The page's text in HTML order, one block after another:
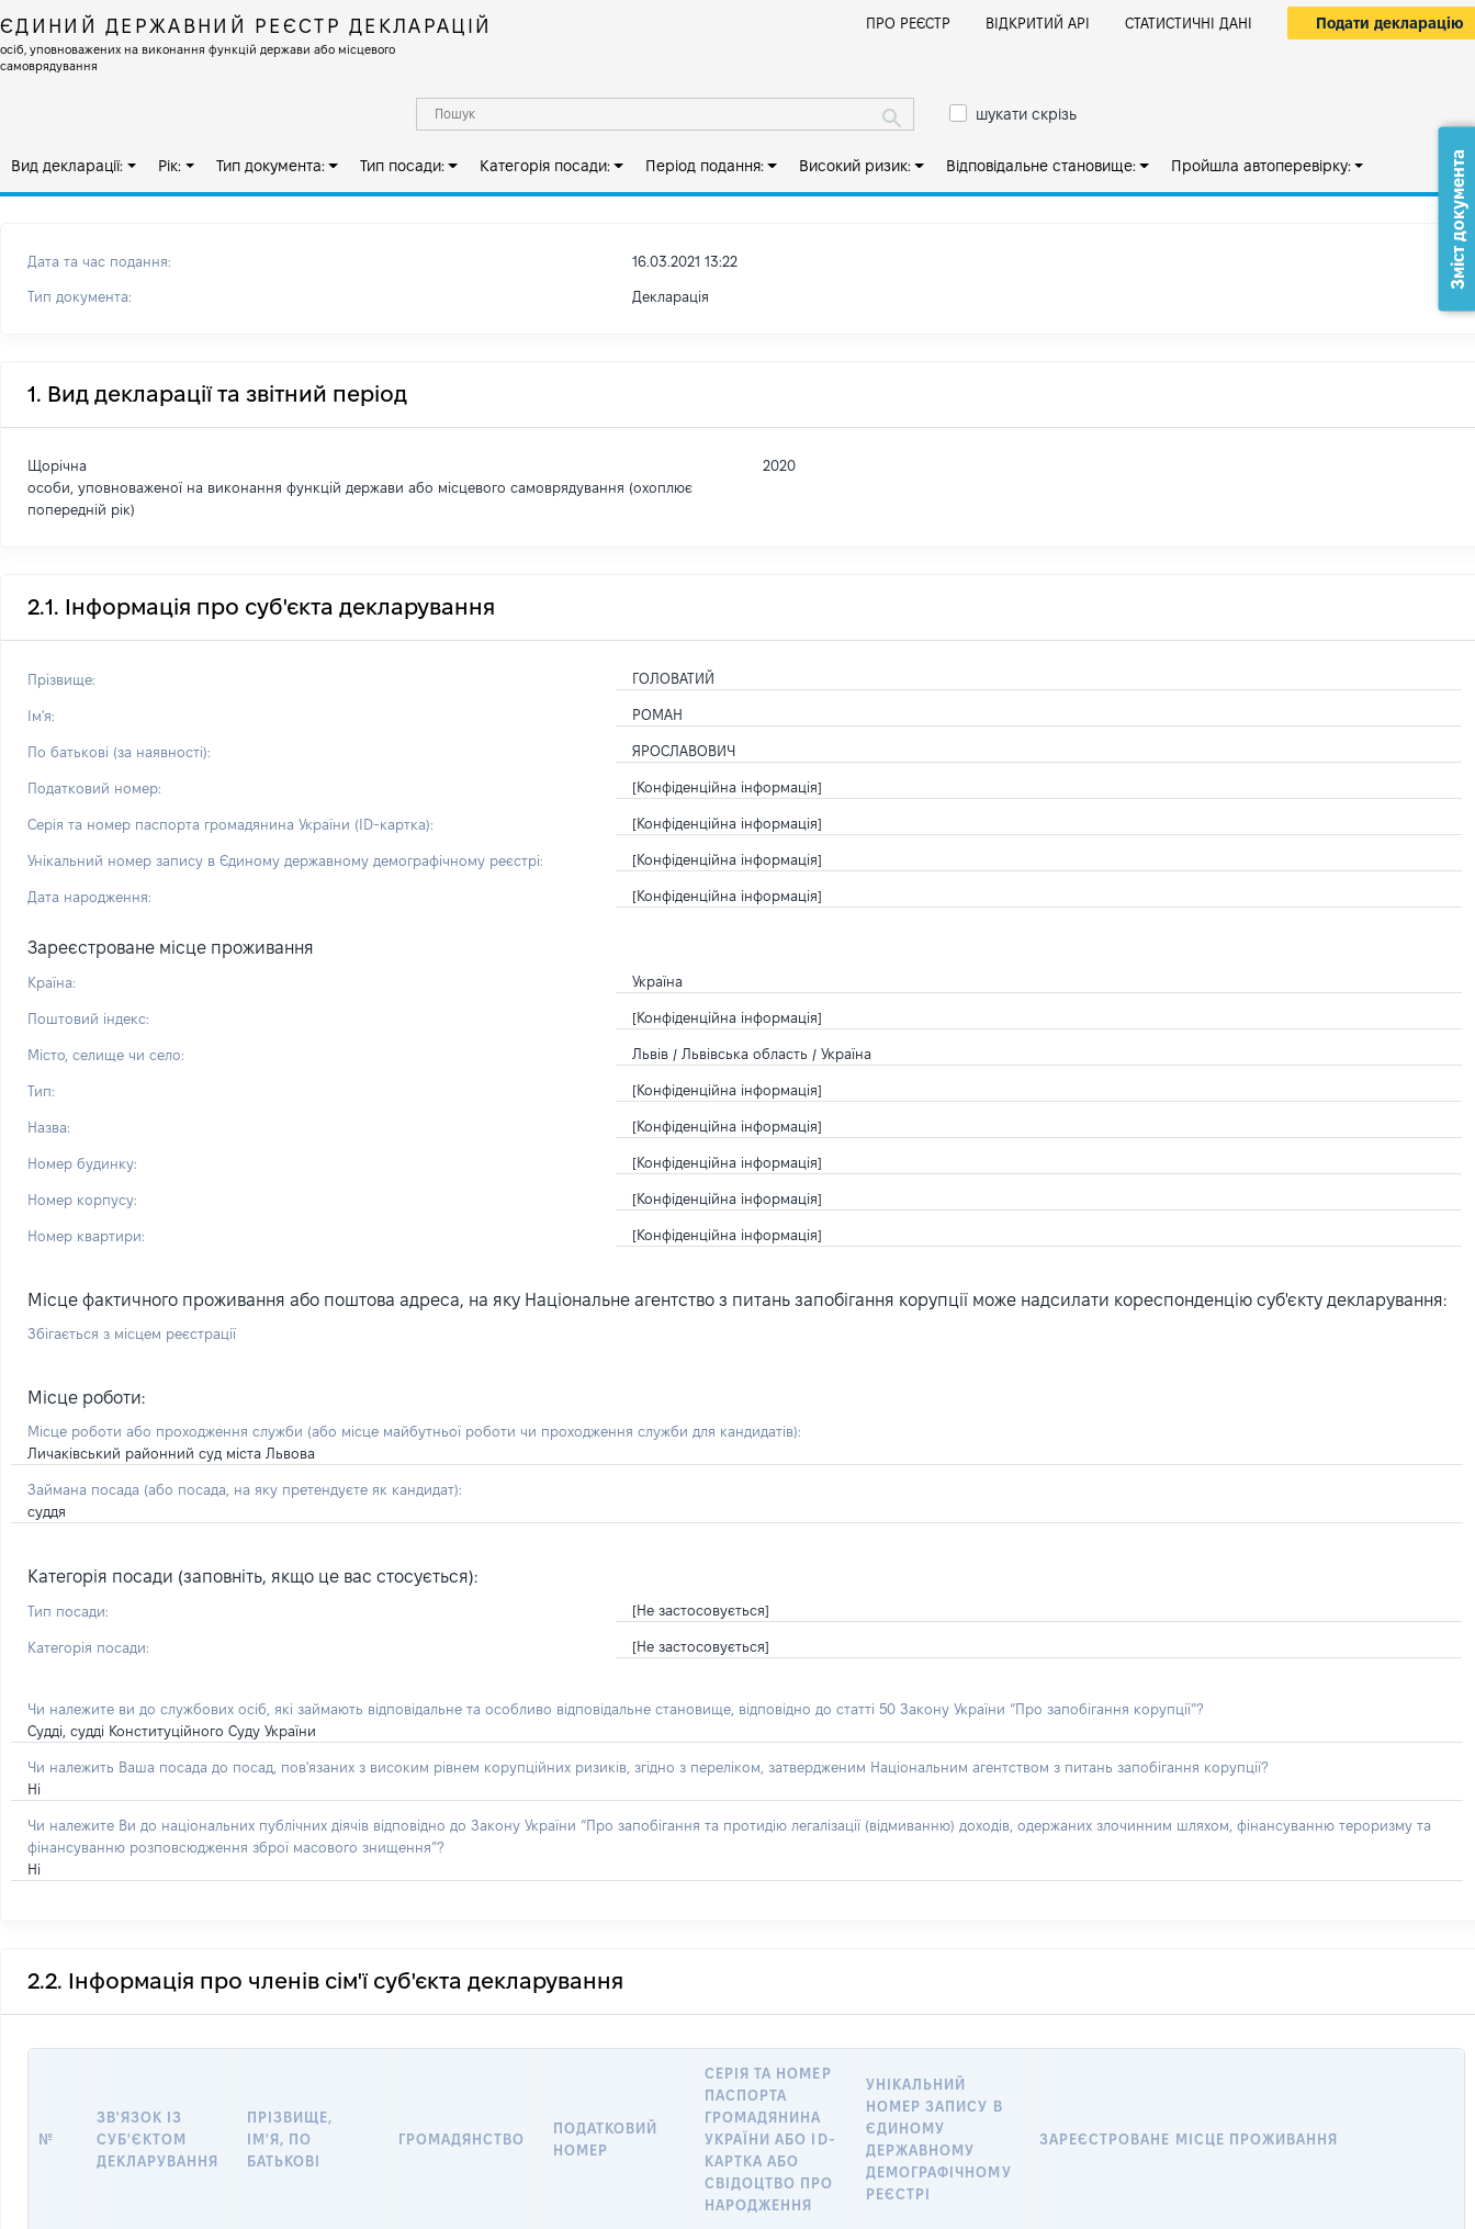
ЄДИНИЙ ДЕРЖАВНИЙ РЕЄСТР ДЕКЛАРАЦІЙ
осіб, уповноважених на виконання функцій держави або місцевого
самоврядування
ПРО РЕЄСТР ВІДКРИТИЙ АРІ СТАТИСТИЧНІ ДАНІ Подати декларацію
шукати скрізь
Вид декларації: Рік: Тип документа: Тип посади: Категорія посади: Період подання: Високий ризик: Відповідальне становище: Пройшла автоперевірку:
Дата та час подання: 16.03.2021 13:22
Тип документа: Декларація
1. Вид декларації та звітний період
Щорічна
особи, уповноваженої на виконання функцій держави або місцевого самоврядування (охоплює
попередній рік)
2020
2.1. Інформація про суб'єкта декларування
Прізвище: ГОЛОВАТИЙ
Ім'я: РОМАН
По батькові (за наявності): ЯРОСЛАВОВИЧ
Податковий номер: [Конфіденційна інформація]
Серія та номер паспорта громадянина України (ID-картка): [Конфіденційна інформація]
Унікальний номер запису в Єдиному державному демографічному реєстрі: [Конфіденційна інформація]
Дата народження: [Конфіденційна інформація]
Зареєстроване місце проживання
Країна: Україна
Поштовий індекс: [Конфіденційна інформація]
Місто, селище чи село: Львів / Львівська область / Україна
Тип: [Конфіденційна інформація]
Назва: [Конфіденційна інформація]
Номер будинку: [Конфіденційна інформація]
Номер корпусу: [Конфіденційна інформація]
Номер квартири: [Конфіденційна інформація]
Місце фактичного проживання або поштова адреса, на яку Національне агентство з питань запобігання корупції може надсилати кореспонденцію суб'єкту декларування:
Збігається з місцем реєстрації
Місце роботи:
Місце роботи або проходження служби (або місце майбутньої роботи чи проходження служби для кандидатів):
Личаківський районний суд міста Львова
Займана посада (або посада, на яку претендуєте як кандидат):
суддя
Категорія посади (заповніть, якщо це вас стосується):
Тип посади: [Не застосовується]
Категорія посади: [Не застосовується]
Чи належите ви до службових осіб, які займають відповідальне та особливо відповідальне становище, відповідно до статті 50 Закону України “Про запобігання корупції”?
Судді, судді Конституційного Суду України
Чи належить Ваша посада до посад, пов'язаних з високим рівнем корупційних ризиків, згідно з переліком, затвердженим Національним агентством з питань запобігання корупції?
Ні
Чи належите Ви до національних публічних діячів відповідно до Закону України “Про запобігання та протидію легалізації (відмиванню) доходів, одержаних злочинним шляхом, фінансуванню тероризму та
фінансуванню розповсюдження зброї масового знищення”?
Ні
2.2. Інформація про членів сім'ї суб'єкта декларування
№
ЗВ'ЯЗОК ІЗ
СУБ'ЄКТОМ
ДЕКЛАРУВАННЯ
ПРІЗВИЩЕ,
ІМ'Я, ПО
БАТЬКОВІ
ГРОМАДЯНСТВО
ПОДАТКОВИЙ
НОМЕР
СЕРІЯ ТА НОМЕР
ПАСПОРТА
ГРОМАДЯНИНА
УКРАЇНИ АБО ID-
КАРТКА АБО
СВІДОЦТВО ПРО
НАРОДЖЕННЯ
УНІКАЛЬНИЙ
НОМЕР ЗАПИСУ В
ЄДИНОМУ
ДЕРЖАВНОМУ
ДЕМОГРАФІЧНОМУ
РЕЄСТРІ
ЗАРЕЄСТРОВАНЕ МІСЦЕ ПРОЖИВАННЯ
Зміст документа